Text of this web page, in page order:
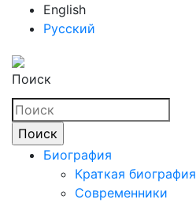
English
Русский
Поиск
Биография
Краткая биография
Современники